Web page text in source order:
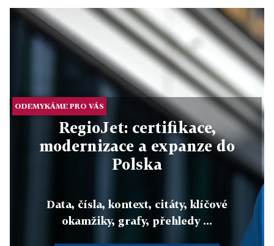
ODEMYKÁME PRO VÁS
RegioJet: certifikace,
modernizace a expanze do
Polska
Data, čísla, kontext, citáty, klíčové
okamžiky, grafy, přehledy ...